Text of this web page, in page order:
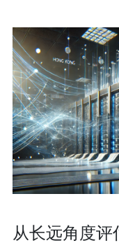
从长远角度评